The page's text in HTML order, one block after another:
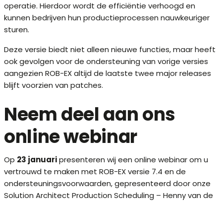
operatie. Hierdoor wordt de efficiëntie verhoogd en
kunnen bedrijven hun productieprocessen nauwkeuriger
sturen.
Deze versie biedt niet alleen nieuwe functies, maar heeft
ook gevolgen voor de ondersteuning van vorige versies
aangezien ROB-EX altijd de laatste twee major releases
blijft voorzien van patches.
Neem deel aan ons
online webinar
Op 23 januaripresenteren wij een online webinar om u
vertrouwd te maken met ROB-EX versie 7.4 en de
ondersteuningsvoorwaarden, gepresenteerd door onze
Solution Architect Production Scheduling – Henny van de